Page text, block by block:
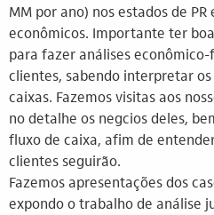
MM por ano) nos estados de PR
econômicos. Importante ter
para fazer análises econômico-
clientes, sabendo interpretar os
caixas. Fazemos visitas aos
no detalhe os negcios deles,
fluxo de caixa, afim de
clientes seguirão.
Fazemos apresentações dos
expondo o trabalho de análise